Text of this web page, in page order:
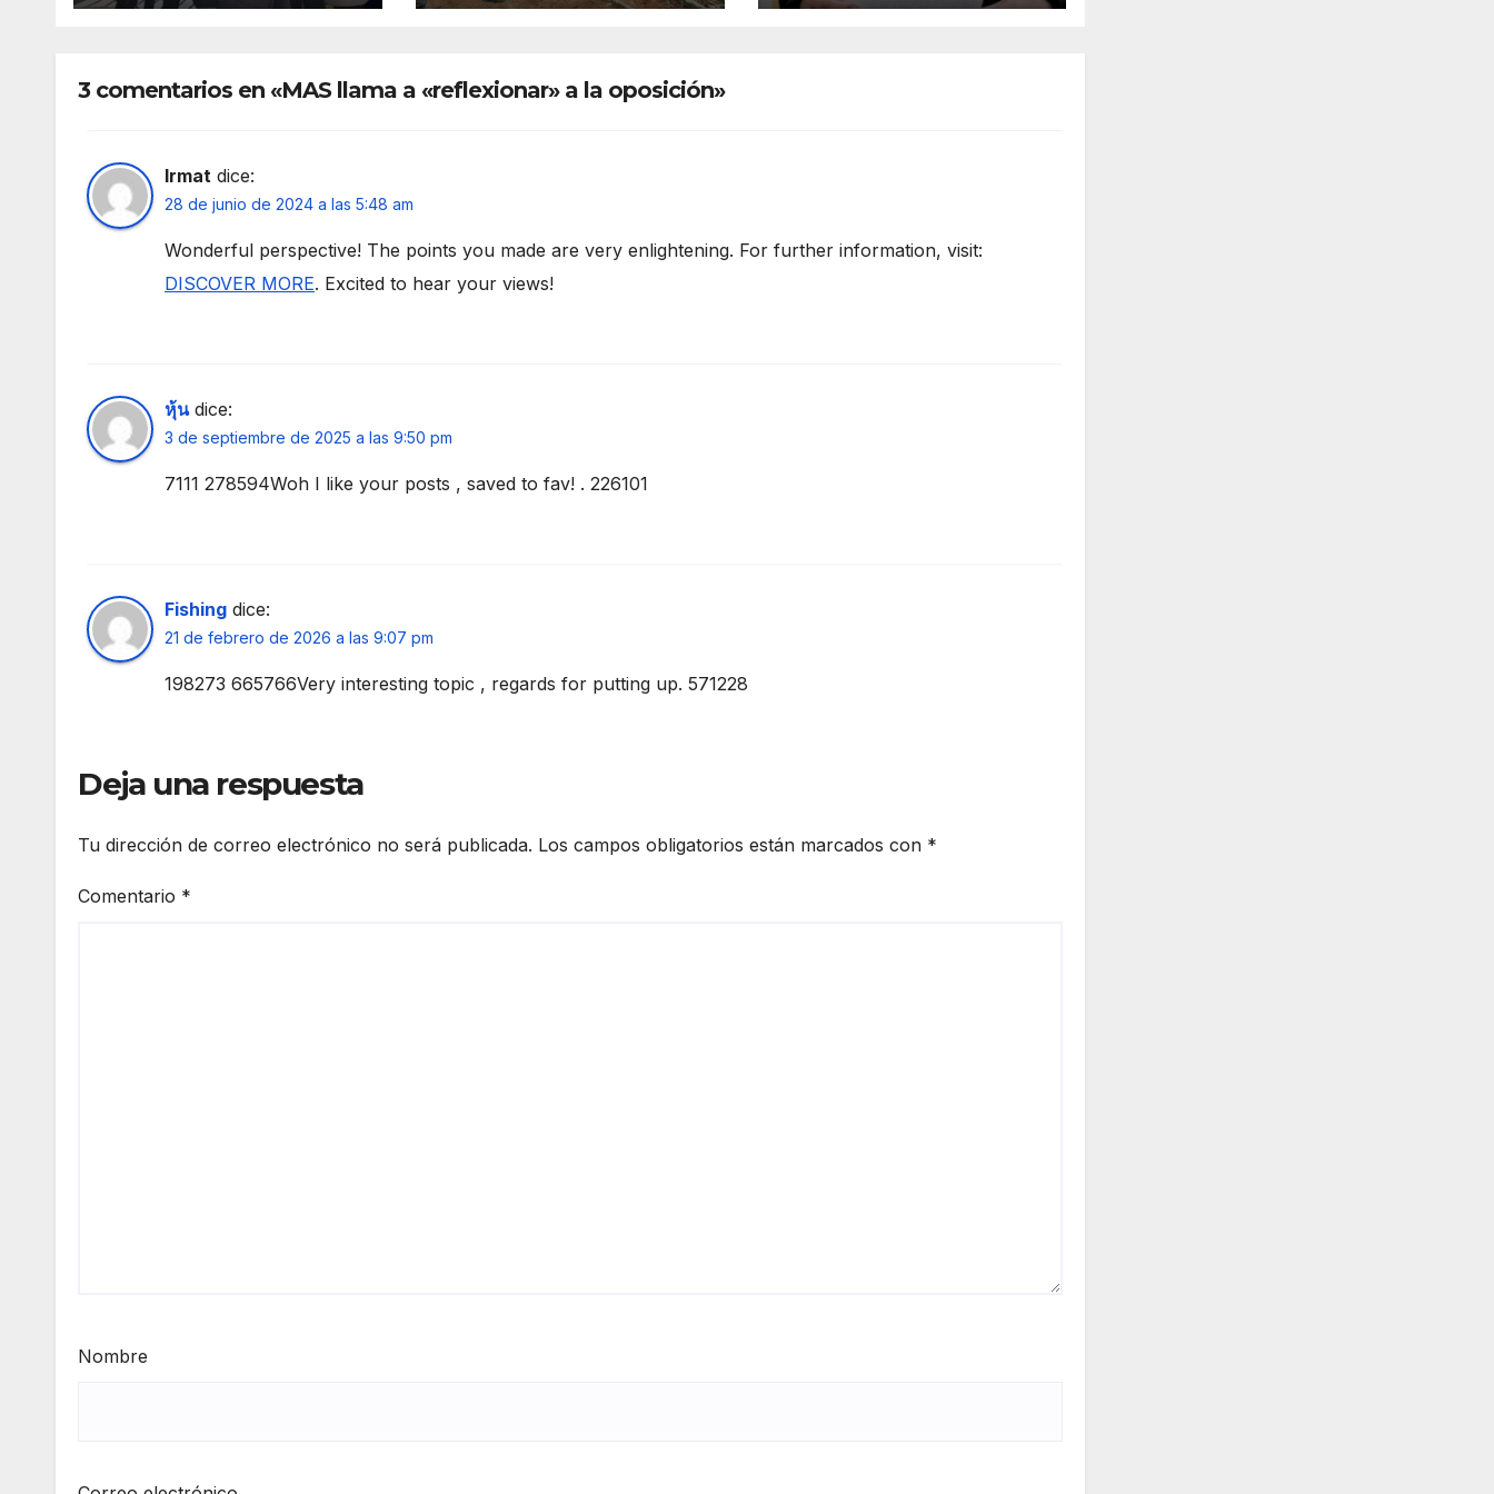
manifestantes a
estado de sitio”
disposición de
3 comentarios en «MAS llama a «reflexionar» a la oposición»
Irmat dice:
28 de junio de 2024 a las 5:48 am
Wonderful perspective! The points you made are very enlightening. For further information, visit:
DISCOVER MORE. Excited to hear your views!
หุ้น dice:
3 de septiembre de 2025 a las 9:50 pm
7111 278594Woh I like your posts , saved to fav! . 226101
Fishing dice:
21 de febrero de 2026 a las 9:07 pm
198273 665766Very interesting topic , regards for putting up. 571228
Deja una respuesta
Tu dirección de correo electrónico no será publicada. Los campos obligatorios están marcados con *
Comentario *
Nombre